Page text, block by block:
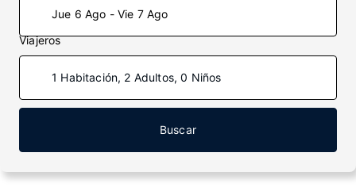
Jue 6 Ago - Vie 7 Ago
Viajeros
1 Habitación, 2 Adultos, 0 Niños
Buscar